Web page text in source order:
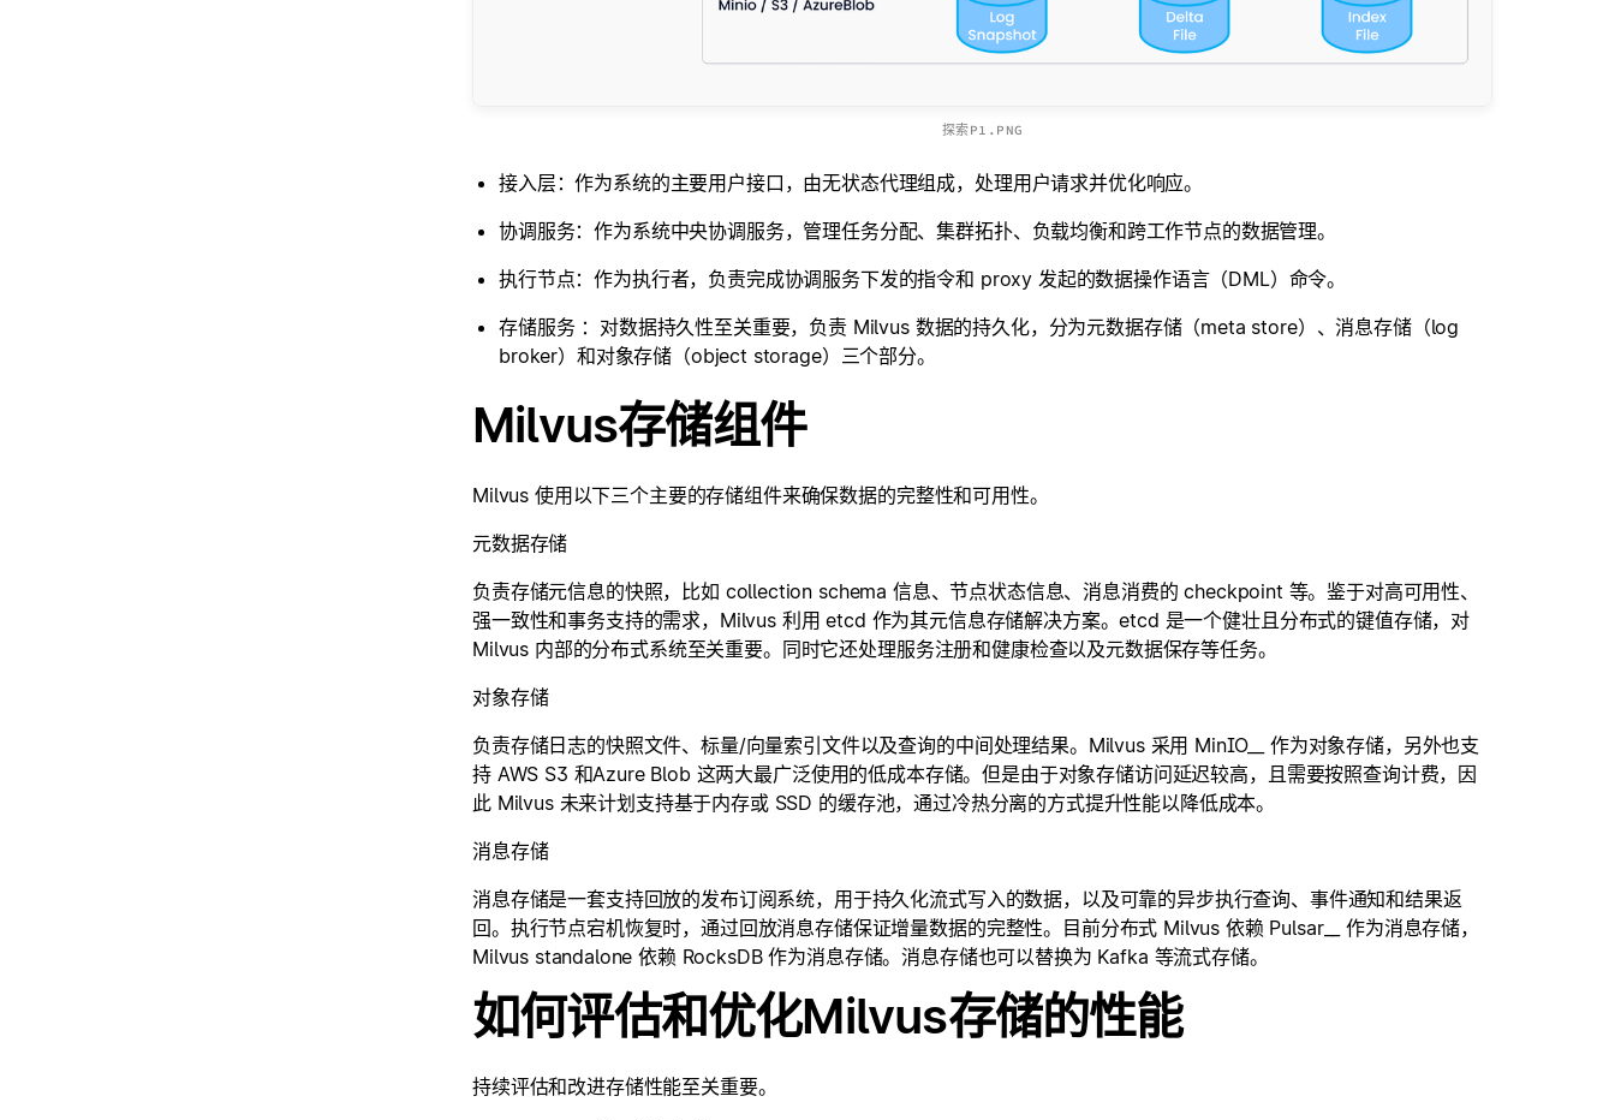
探索P1.PNG
接入层：作为系统的主要用户接口，由无状态代理组成，处理用户请求并优化响应。
协调服务：作为系统中央协调服务，管理任务分配、集群拓扑、负载均衡和跨工作节点的数据管理。
执行节点：作为执行者，负责完成协调服务下发的指令和 proxy 发起的数据操作语言（DML）命令。
存储服务 ：对数据持久性至关重要，负责 Milvus 数据的持久化，分为元数据存储（meta store）、消息存储（log
broker）和对象存储（object storage）三个部分。
Milvus存储组件
Milvus 使用以下三个主要的存储组件来确保数据的完整性和可用性。
元数据存储
负责存储元信息的快照，比如 collection schema 信息、节点状态信息、消息消费的 checkpoint 等。鉴于对高可用性、
强一致性和事务支持的需求，Milvus 利用 etcd 作为其元信息存储解决方案。etcd 是一个健壮且分布式的键值存储，对
Milvus 内部的分布式系统至关重要。同时它还处理服务注册和健康检查以及元数据保存等任务。
对象存储
负责存储日志的快照文件、标量/向量索引文件以及查询的中间处理结果。Milvus 采用 MinIO_
_ 作为对象存储，另外也支
持 AWS S3 和Azure Blob 这两大最广泛使用的低成本存储。但是由于对象存储访问延迟较高，且需要按照查询计费，因
此 Milvus 未来计划支持基于内存或 SSD 的缓存池，通过冷热分离的方式提升性能以降低成本。
消息存储
消息存储是一套支持回放的发布订阅系统，用于持久化流式写入的数据，以及可靠的异步执行查询、事件通知和结果返
回。执行节点宕机恢复时，通过回放消息存储保证增量数据的完整性。目前分布式 Milvus 依赖 Pulsar_
_ 作为消息存储，
Milvus standalone 依赖 RocksDB 作为消息存储。消息存储也可以替换为 Kafka 等流式存储。
如何评估和优化Milvus存储的性能
持续评估和改进存储性能至关重要。